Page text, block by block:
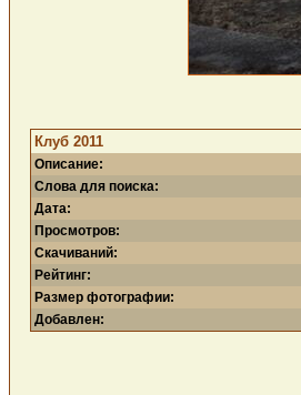
Клуб 2011
Описание:
Слова для поиска:
Дата:
Просмотров:
Скачиваний:
Рейтинг:
Размер фотографии:
Добавлен: